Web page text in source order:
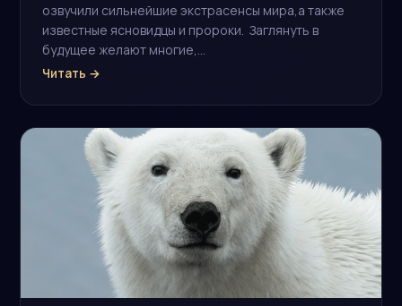
озвучили сильнейшие экстрасенсы мира,а также
известные ясновидцы и пророки. Заглянуть в
будущее желают многие,…
Читать →